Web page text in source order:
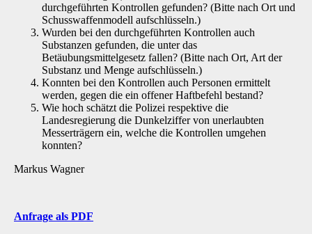
durchgeführten Kontrollen gefunden? (Bitte nach Ort und
Schusswaffenmodell aufschlüsseln.)
Wurden bei den durchgeführten Kontrollen auch
Substanzen gefunden, die unter das
Betäubungsmittelgesetz fallen? (Bitte nach Ort, Art der
Substanz und Menge aufschlüsseln.)
Konnten bei den Kontrollen auch Personen ermittelt
werden, gegen die ein offener Haftbefehl bestand?
Wie hoch schätzt die Polizei respektive die
Landesregierung die Dunkelziffer von unerlaubten
Messerträgern ein, welche die Kontrollen umgehen
konnten?
Markus Wagner
Anfrage als PDF